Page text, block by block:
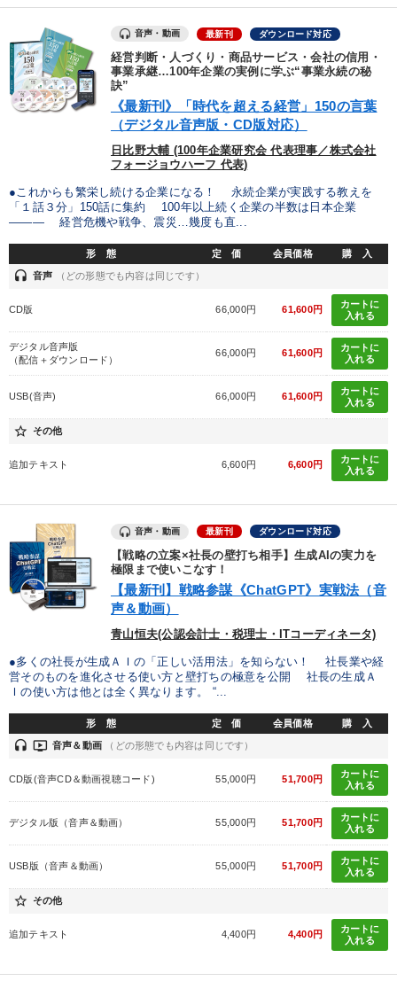
【最新刊】時代を超える経営150の言葉＋社長のスピーチ・話材
【1月】音声・映像
「利上げ時代の最新・銀行対策」＋「不動産市況予測」＋「市場
予測と株式投資」最新刊
後継社長・アトツギ
高める教材２選
【3月】音声・映像
2026年夏季全国経営者セミナー収録講演ＣＤ・講演ＤＶＤ・デジ
タル版（音声／動画ストリーミング・ダウンロード）
最新技術・トレンド 組織と人を動かすマネジメント力を磨く
経営リーダーの考え方と戦略を学ぶ
全国経営者セミナー収録〈売れ筋・人気〉音声＆動画20選
マーケティング
財務・数字力の向上 パフォーマンス向上
販売力を強化したい 新事業・新商品づくり
財務・数字力の向上 財務・数字力の向上
キーワード
教育 資産運用 相続・事業承継 海外の成功事例
上場企業 FCビジネス
※「更新」を押すと「カテゴリー」「目的別」「キーワード」を更新いただけます。
refresh 更新する
すべての音声・動画（全2077タイトル）からお探しいただけます
営業 聞き手・作間信司 労務問題・リスク対策 金融
音声・動画 最新刊 ダウンロード対応
経営判断・人づくり・商品サービス・会社の信用・
事業承継…100年企業の実例に学ぶ“事業永続の秘
訣”
《最新刊》「時代を超える経営」150の言葉
（デジタル音声版・CD版対応）
日比野大輔 (100年企業研究会 代表理事／株式会社
フォージョウハーフ 代表)
●これからも繁栄し続ける企業になる！ 永続企業が実践する教えを
「１話３分」150話に集約 100年以上続く企業の半数は日本企業
――― 経営危機や戦争、震災…幾度も直...
形 態 定 価 会員価格 購 入
headset 音声 （どの形態でも内容は同じです）
CD版 66,000円 61,600円
カートに
入れる
デジタル音声版
（配信＋ダウンロード）
66,000円 61,600円
カートに
入れる
USB(音声) 66,000円 61,600円
カートに
入れる
star_border その他
追加テキスト 6,600円 6,600円
カートに
入れる
音声・動画 最新刊 ダウンロード対応
【戦略の立案×社長の壁打ち相手】生成AIの実力を
極限まで使いこなす！
【最新刊】戦略参謀《ChatGPT》実戦法（音
声＆動画）
青山恒夫(公認会計士・税理士・ITコーディネータ)
●多くの社長が生成ＡＩの「正しい活用法」を知らない！ 社長業や経
営そのものを進化させる使い方と壁打ちの極意を公開 社長の生成Ａ
Ｉの使い方は他とは全く異なります。 “...
形 態 定 価 会員価格 購 入
headset ondemand_video 音声＆動画 （どの形態でも内容は同じです）
CD版(音声CD＆動画視聴コード) 55,000円 51,700円
カートに
入れる
デジタル版（音声＆動画） 55,000円 51,700円
カートに
入れる
USB版（音声＆動画） 55,000円 51,700円
カートに
入れる
star_border その他
追加テキスト 4,400円 4,400円
カートに
入れる